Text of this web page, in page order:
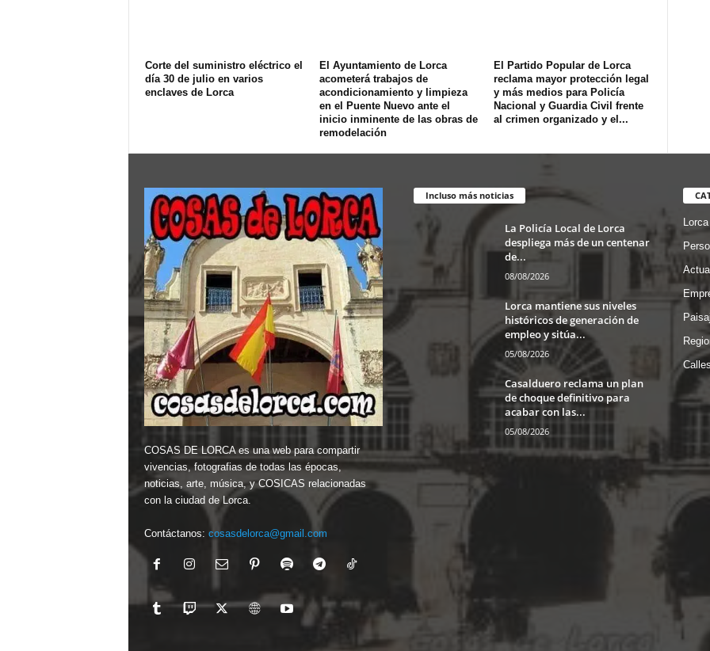
Corte del suministro eléctrico el
día 30 de julio en varios
enclaves de Lorca
El Ayuntamiento de Lorca
acometerá trabajos de
acondicionamiento y limpieza
en el Puente Nuevo ante el
inicio inminente de las obras de
remodelación
El Partido Popular de Lorca
reclama mayor protección legal
y más medios para Policía
Nacional y Guardia Civil frente
al crimen organizado y el...
COSAS DE LORCA es una web para compartir
vivencias, fotografias de todas las épocas,
noticias, arte, música, y COSICAS relacionadas
con la ciudad de Lorca.
Contáctanos: cosasdelorca@gmail.com
Incluso más noticias
La Policía Local de Lorca
despliega más de un centenar
de...
08/08/2026
Lorca mantiene sus niveles
históricos de generación de
empleo y sitúa...
05/08/2026
Casalduero reclama un plan
de choque definitivo para
acabar con las...
05/08/2026
Lorca